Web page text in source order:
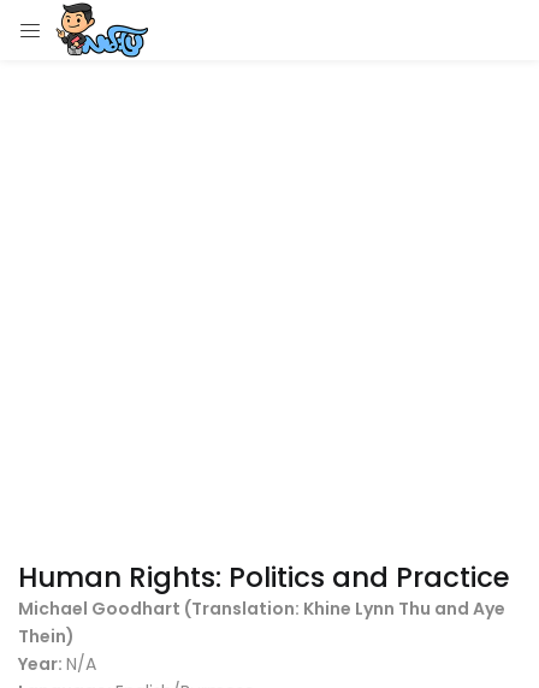
Human Rights: Politics and Practice
Michael Goodhart (Translation: Khine Lynn Thu and Aye
Thein)
Year: N/A
LOGIN